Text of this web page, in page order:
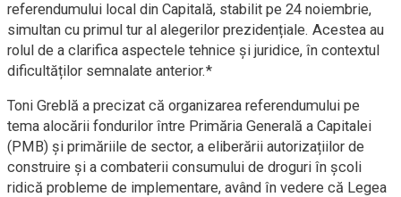
referendumului local din Capitală, stabilit pe 24 noiembrie,
simultan cu primul tur al alegerilor prezidențiale. Acestea au
rolul de a clarifica aspectele tehnice și juridice, în contextul
dificultăților semnalate anterior.*
Toni Greblă a precizat că organizarea referendumului pe
tema alocării fondurilor între Primăria Generală a Capitalei
(PMB) și primăriile de sector, a eliberării autorizațiilor de
construire și a combaterii consumului de droguri în școli
ridică probleme de implementare, având în vedere că Legea